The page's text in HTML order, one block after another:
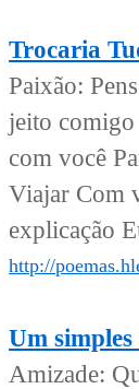
Trocaria
Paixão:
jeito comigo
com você
Viajar Com
explicação
http://
Um simples
Amizade: